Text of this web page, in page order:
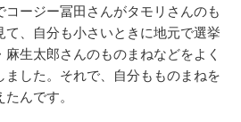
コージー冨田さんがタモリさんのも
て、自分も小さいときに地元で選挙
生太郎さんのものまねなどをよく
ました。それで、自分もものまねを
んです。